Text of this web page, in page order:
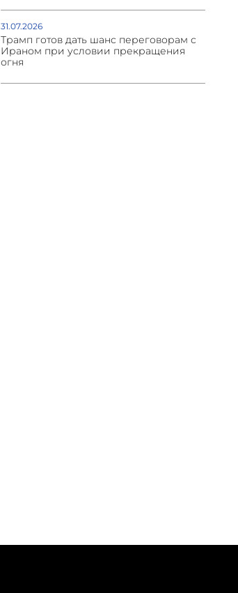
31.07.2026
Трамп готов дать шанс переговорам с
Ираном при условии прекращения
огня